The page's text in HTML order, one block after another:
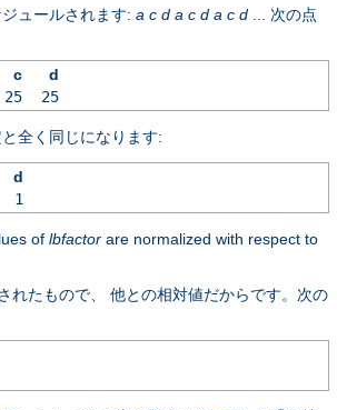
ュールされます: a c d a c d a c d ... 次の点
c
d
25 25
全く同じになります:
d
1
of lbfactor are normalized with respect to
れたもので、 他との相対値だからです。次の